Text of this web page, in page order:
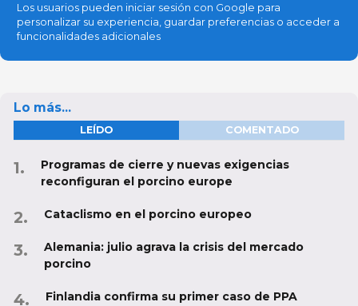
Los usuarios pueden iniciar sesión con Google para
personalizar su experiencia, guardar preferencias o acceder a
funcionalidades adicionales
Lo más...
LEÍDO COMENTADO
Programas de cierre y nuevas exigencias
reconfiguran el porcino europe
Cataclismo en el porcino europeo
Alemania: julio agrava la crisis del mercado
porcino
Finlandia confirma su primer caso de PPA